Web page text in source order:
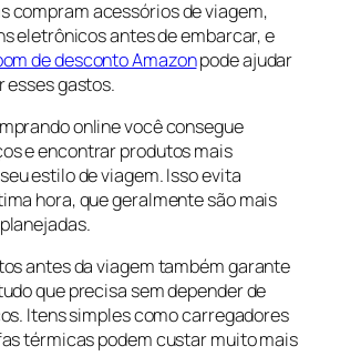
compram acessórios de viagem,
eletrônicos antes de embarcar, e
de desconto Amazonpode ajudar
esses gastos.
online você consegue
e encontrar produtos mais
estilo de viagem. Isso evita
hora, que geralmente são mais
antes da viagem também garante
que precisa sem depender de
Itens simples como carregadores
térmicas podem custar muito mais